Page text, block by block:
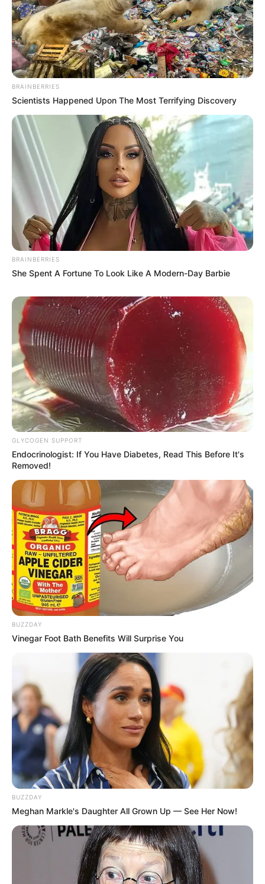
Indonesian Drama SeriesAwards2021 – Pemeran Pendukung
Pria dalamDrama SeriesTerfavorit –Ikatan Cinta
Nominasi
SiletAwards
Nurjanah)
Quotes
Kemerdekaan bukan tanda untuk berhenti berjuang,
tapi tanda untuk berjuang lebih keras
Keterbatasan.. Dan hikmah yg menyempurnakan
Berserah segalanya kepada yg Maha Kuasa. Yakin,
bahwa kemarin, hari ini dan yang akan datang adalah
rencanya baik-Nya
Foto – foto Ikbal Fauzi
1. Aura ikbal semakin terpancar dalam setelan jas
(foto: instagram/ikbalfauzi_)
2. Di tengah proses syuting, serius banget ya
BRAINBERRIES
Scientists Happened Upon The Most Terrifying Discovery
BRAINBERRIES
She Spent A Fortune To Look Like A Modern-Day Barbie
GLYCOGEN SUPPORT
Endocrinologist: If You Have Diabetes, Read This Before It's
Removed!
BUZZDAY
Vinegar Foot Bath Benefits Will Surprise You
BUZZDAY
Meghan Markle's Daughter All Grown Up — See Her Now!